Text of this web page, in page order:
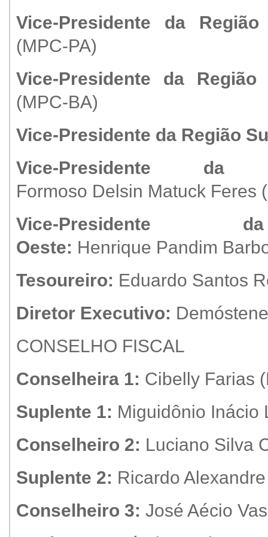
Vice-Presidente da
(MPC-PA)
Vice-Presidente da
(MPC-BA)
Vice-Presidente da Região
Vice-Presidente
Formoso Delsin Matuck Feres
Vice-
Oeste: Henrique Pandim
Tesoureiro: Eduardo Santos
Diretor Executivo:
CONSELHO FISCAL
Conselheira 1: Cibelly Farias
Suplente 1: Miguidônio Inácio
Conselheiro 2: Luciano Silva
Suplente 2: Ricardo
Conselheiro 3: José Aécio